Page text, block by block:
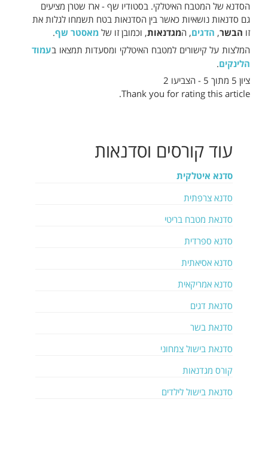
הסדנא של המטבח האיטלקי. בסטודיו שף - ארז שטרן מציעים
גם סדנאות נושאיות כאשר בין הסדנאות בטח תשמחו לגלות את
זו הבשר, הדגים, המגדנאות, וכמובן זו של מאסטר שף.
המלצות על קישורים למטבח האיטלקי ומסעדות תמצאו בעמוד
הלינקים.
ציון 5 מתוך 5 - הצביעו 2
Thank you for rating this article.
עוד קורסים וסדנאות
סדנא איטלקית
סדנא צרפתית
סדנאת מטבח בריטי
סדנא ספרדית
סדנא אסיאתית
סדנא אמריקאית
סדנאת דגים
סדנאת בשר
סדנאת בישול צמחוני
קורס מגדנאות
סדנאת בישול לילדים